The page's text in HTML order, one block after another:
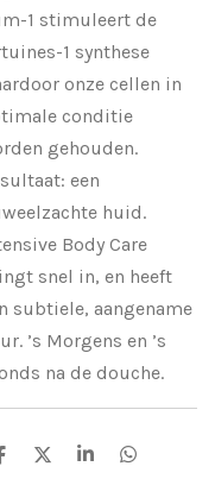
1 stimuleert de
1 synthese
onze cellen in
conditie
gehouden.
een
huid.
Body Care
snel in, en heeft
subtiele, aangename
’s Morgens en ’s
na de douche.
D
S
D